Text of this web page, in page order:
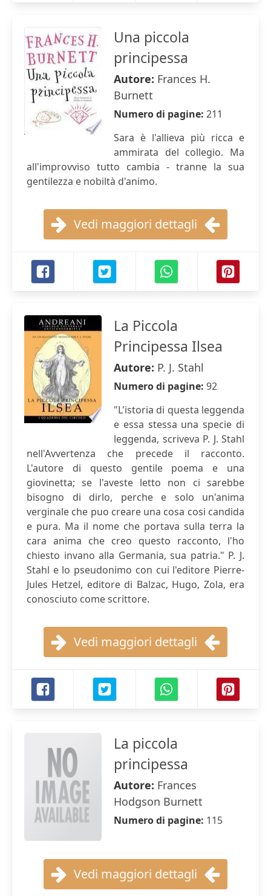
Una piccola
principessa
Autore: Frances H.
Burnett
Numero di pagine: 211
Sara è l'allieva più ricca e
ammirata del collegio. Ma
all'improvviso tutto cambia - tranne la sua
gentilezza e nobiltà d'animo.
Vedi maggiori dettagli
La Piccola
Principessa Ilsea
Autore: P. J. Stahl
Numero di pagine: 92
"L'istoria di questa leggenda
e essa stessa una specie di
leggenda, scriveva P. J. Stahl
nell'Avvertenza che precede il racconto.
L'autore di questo gentile poema e una
giovinetta; se l'aveste letto non ci sarebbe
bisogno di dirlo, perche e solo un'anima
verginale che puo creare una cosa cosi candida
e pura. Ma il nome che portava sulla terra la
cara anima che creo questo racconto, l'ho
chiesto invano alla Germania, sua patria." P. J.
Stahl e lo pseudonimo con cui l'editore Pierre-
Jules Hetzel, editore di Balzac, Hugo, Zola, era
conosciuto come scrittore.
Vedi maggiori dettagli
La piccola
principessa
Autore: Frances
Hodgson Burnett
Numero di pagine: 115
Vedi maggiori dettagli